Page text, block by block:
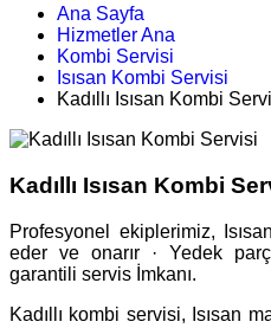
Ana Sayfa
Hizmetler Ana
Kombi Servisi
Isısan Kombi Servisi
Kadıllı Isısan Kombi
Kadıllı Isısan Kombi
Profesyonel ekiplerimiz,
eder ve onarır · Yedek
garantili servis İmkanı.
Kadıllı kombi servisi, Isısan